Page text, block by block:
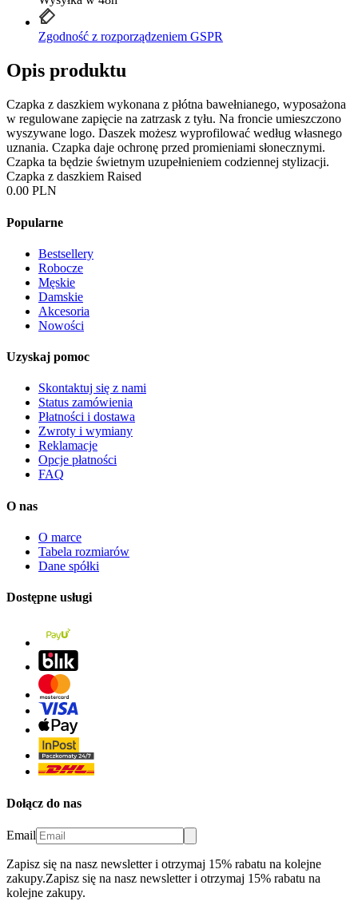
Zgodność z rozporządzeniem GSPR
Opis produktu
Czapka z daszkiem wykonana z płótna bawełnianego, wyposażona
w regulowane zapięcie na zatrzask z tyłu. Na froncie umieszczono
wyszywane logo. Daszek możesz wyprofilować według własnego
uznania. Czapka daje ochronę przed promieniami słonecznymi.
Czapka ta będzie świetnym uzupełnieniem codziennej stylizacji.
Czapka z daszkiem Raised
0.00 PLN
Popularne
Bestsellery
Robocze
Męskie
Damskie
Akcesoria
Nowości
Uzyskaj pomoc
Skontaktuj się z nami
Status zamówienia
Płatności i dostawa
Zwroty i wymiany
Reklamacje
Opcje płatności
FAQ
O nas
O marce
Tabela rozmiarów
Dane spółki
Dostępne usługi
Dołącz do nas
Email
Zapisz się na nasz newsletter i otrzymaj 15% rabatu na kolejne
zakupy.Zapisz się na nasz newsletter i otrzymaj 15% rabatu na
kolejne zakupy.